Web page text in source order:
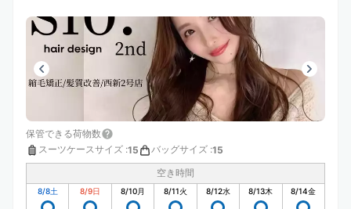
保管できる荷物数
スーツケースサイズ :15 バッグサイズ :15
空き時間
8/8土 8/9日 8/10月 8/11火 8/12水 8/13木 8/14金